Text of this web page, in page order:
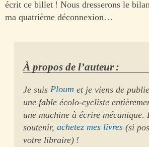
écrit ce billet ! Nous dresserons le
ma quatrième déconnexion…
À propos de l’auteur :
Je suisPloum et je viens de
une fable écolo-cycliste
une machine à écrire mécanique.
soutenir,achetez mes livres (si
votre libraire) !